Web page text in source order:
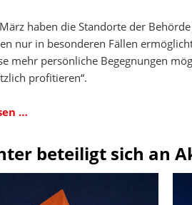
haben die Standorte der
nur in besonderen Fällen
mehr persönliche Begegnungen
profitieren“.
…
operativen
Leitung
Jobcenter
beteiligt sich an